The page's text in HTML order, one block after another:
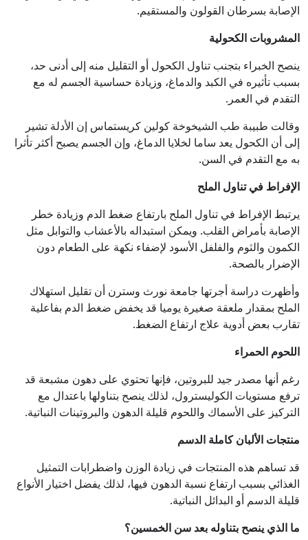
الإصابة بسرطان القولون والمستقيم.
المشروبات الكحولية
ينصح الخبراء بتجنب تناول الكحول أو التقليل منه إلى أدنى حد،
بسبب تأثيره في الكبد والدماغ، وزيادة حساسية الجسم له مع
التقدم في العمر.
وقالت طبيبة طب الشيخوخة كولين كريستماس إن الأدلة تشير
إلى أن الكحول يعد ساما لخلايا الدماغ، وإن الجسم يصبح أكثر تأثرا
به مع التقدم في السن.
الإفراط في تناول الملح
يرتبط الإفراط في تناول الملح بارتفاع ضغط الدم وزيادة خطر
الإصابة بأمراض القلب. ويمكن استبداله بالأعشاب والتوابل مثل
الكمون والثوم والفلفل الأسود لإضفاء نكهة على الطعام دون
الإضرار بالصحة.
وأظهرت دراسة أجرتها جامعة نورث وسترن أن تقليل استهلاك
الملح بمقدار ملعقة صغيرة يوميا قد يخفض ضغط الدم بفاعلية
تقارب بعض أدوية علاج ارتفاع الضغط.
اللحوم الحمراء
رغم أنها مصدر جيد للبروتين، فإنها تحتوي على دهون مشبعة قد
ترفع مستويات الكوليسترول، لذلك ينصح بتناولها باعتدال مع
التركيز على الأسماك واللحوم قليلة الدهون والبروتينات النباتية.
منتجات الألبان كاملة الدسم
قد تساهم هذه المنتجات في زيادة الوزن واضطرابات التمثيل
الغذائي بسبب ارتفاع نسبة الدهون فيها، لذلك يفضل اختيار الأنواع
قليلة الدسم أو البدائل النباتية.
ما الذي ينصح بتناوله بعد سن الخمسين؟